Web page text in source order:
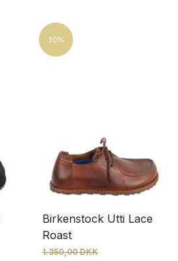
30%
Birkenstock Utti Lace
Roast
1.350,00 DKK